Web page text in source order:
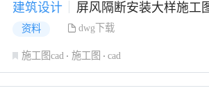
建筑设计 屏风隔断安装大样施工
资料 dwg下载
施工图cad 施工图 cad